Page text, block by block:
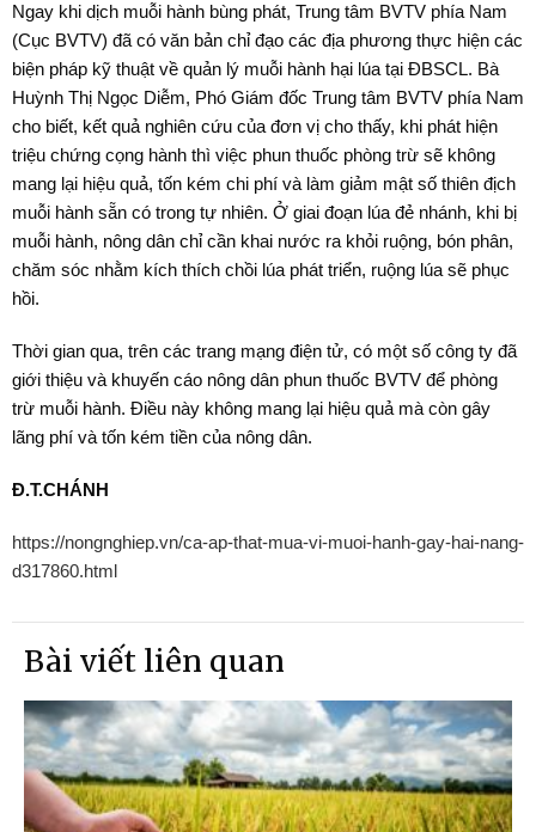
Ngay khi dịch muỗi hành bùng phát, Trung tâm BVTV phía Nam
(Cục BVTV) đã có văn bản chỉ đạo các địa phương thực hiện các
biện pháp kỹ thuật về quản lý muỗi hành hại lúa tại ĐBSCL. Bà
Huỳnh Thị Ngọc Diễm, Phó Giám đốc Trung tâm BVTV phía Nam
cho biết, kết quả nghiên cứu của đơn vị cho thấy, khi phát hiện
triệu chứng cọng hành thì việc phun thuốc phòng trừ sẽ không
mang lại hiệu quả, tốn kém chi phí và làm giảm mật số thiên địch
muỗi hành sẵn có trong tự nhiên. Ở giai đoạn lúa đẻ nhánh, khi bị
muỗi hành, nông dân chỉ cần khai nước ra khỏi ruộng, bón phân,
chăm sóc nhằm kích thích chồi lúa phát triển, ruộng lúa sẽ phục
hồi.
Thời gian qua, trên các trang mạng điện tử, có một số công ty đã
giới thiệu và khuyến cáo nông dân phun thuốc BVTV để phòng
trừ muỗi hành. Điều này không mang lại hiệu quả mà còn gây
lãng phí và tốn kém tiền của nông dân.
Đ.T.CHÁNH
https://nongnghiep.vn/ca-ap-that-mua-vi-muoi-hanh-gay-hai-nang-
d317860.html
Bài viết liên quan